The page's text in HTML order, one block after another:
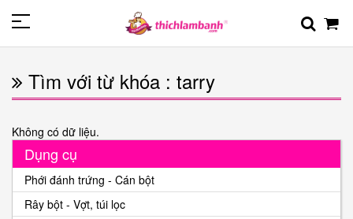
Tìm với từ khóa : tarry
Không có dữ liệu.
Dụng cụ
Phới đánh trứng - Cán bột
Rây bột - Vợt, túi lọc